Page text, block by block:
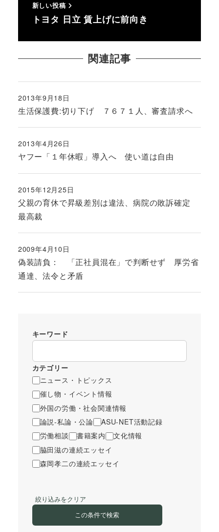
新しい投稿
トヨタ 日立 賃上げに前向き
関連記事
生活保護費:切り下げ ７６７１人、審査請求へ
投稿日
2013年9月18日
ヤフー「１年休暇」導入へ 使い道は自由
投稿日
2013年4月26日
父親の育休で昇級差別は違法、病院の敗訴確定
最高裁
投稿日
2015年12月25日
偽装請負： 「正社員混在」で判断せず 厚労省
通達、法令と矛盾
投稿日
2009年4月10日
キーワード
カテゴリー
ニュース・トピックス
催し物・イベント情報
外国の労働・社会関連情報
論説-私論・公論
ASU-NET活動記録
労働相談
書籍案内
文化情報
脇田滋の連続エッセイ
森岡孝二の連続エッセイ
絞り込みをクリア
この条件で検索